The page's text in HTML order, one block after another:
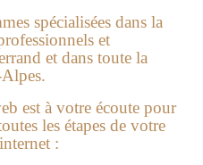
spécialisées dans la
et
et dans toute la
.
est à votre écoute pour
les étapes de votre
: